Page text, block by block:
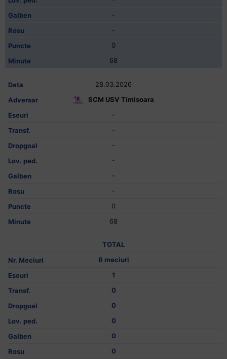
-
-
0
68
28.03.2026
SCM USV Timisoara
-
-
-
-
-
-
0
68
TOTAL
8 meciuri
1
0
0
0
0
0